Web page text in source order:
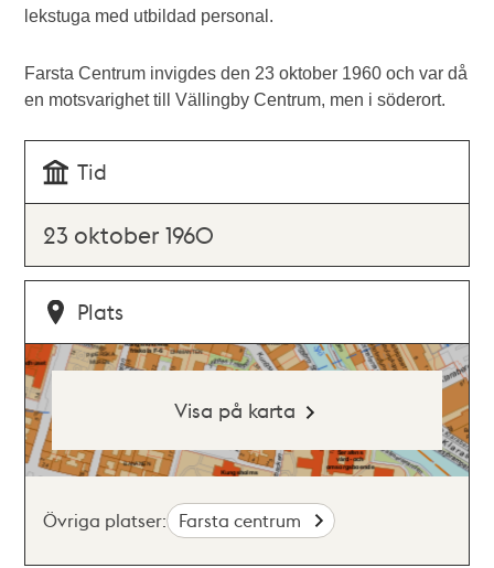
lekstuga med utbildad personal.
Farsta Centrum invigdes den 23 oktober 1960 och var då
en motsvarighet till Vällingby Centrum, men i söderort.
Tid
23 oktober 1960
Plats
Visa på karta
Övriga platser: Farsta centrum